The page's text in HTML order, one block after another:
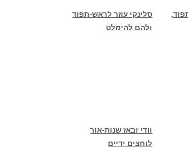
סלינקי עוזר לראש-תפוד
ולהם להימלט
וודי ובאז שנות-אור
לוחצים ידיים